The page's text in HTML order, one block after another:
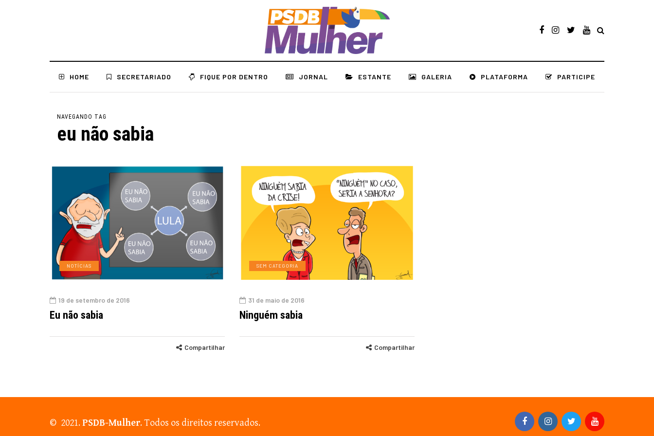
HOME SECRETARIADO FIQUE POR DENTRO JORNAL ESTANTE GALERIA PLATAFORMA PARTICIPE
NAVEGANDO TAG
eu não sabia
NOTÍCIAS
19 de setembro de 2016
Eu não sabia
Compartilhar
SEM CATEGORIA
31 de maio de 2016
Ninguém sabia
Compartilhar
© 2021.PSDB-Mulher. Todos os direitos reservados.